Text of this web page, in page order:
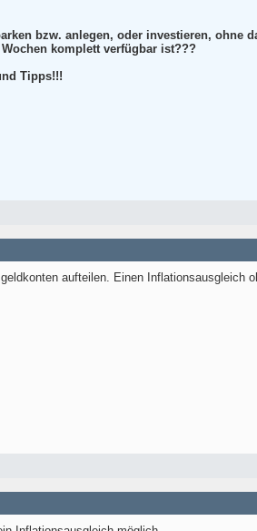
bzw. anlegen, oder investieren,
komplett verfügbar ist???
Tipps!!!
aufteilen. Einen